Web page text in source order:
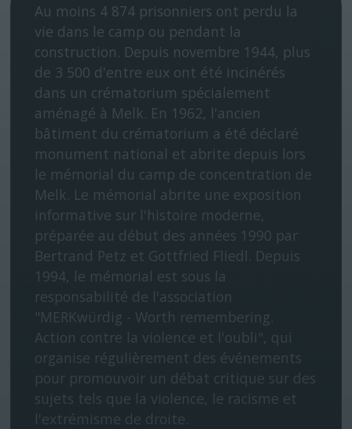
Au moins 4 874 prisonniers ont perdu la
vie dans le camp ou pendant la
construction. Depuis novembre 1944, plus
de 3 500 d'entre eux ont été incinérés
dans un crématorium spécialement
aménagé à Melk. En 1962, l'ancien
bâtiment du crématorium a été déclaré
monument national et abrite depuis lors
le mémorial du camp de concentration de
Melk. Le mémorial abrite une exposition
informative sur l'histoire moderne,
préparée au début des années 1990 par
Bertrand Petz et Gottfried Fliedl. Depuis
1994, le mémorial est sous la
responsabilité de l'association
"MERKwürdig - Worth remembering.
Action contre la violence et l'oubli", qui
organise régulièrement des événements
pour promouvoir un débat critique sur des
sujets tels que la violence, le racisme et
l'extrémisme de droite.